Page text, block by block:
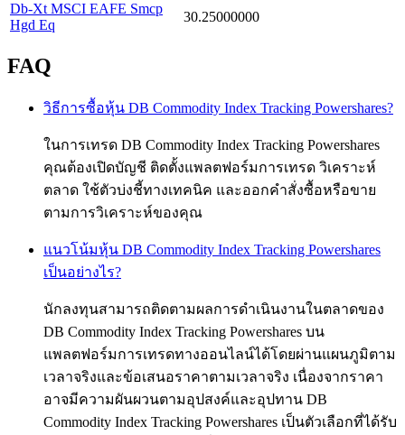
Db-Xt MSCI EAFE Smcp
Hgd Eq
30.25000000
FAQ
วิธีการซื้อหุ้น DB Commodity Index Tracking Powershares?
ในการเทรด DB Commodity Index Tracking Powershares
คุณต้องเปิดบัญชี ติดตั้งแพลตฟอร์มการเทรด วิเคราะห์
ตลาด ใช้ตัวบ่งชี้ทางเทคนิค และออกคำสั่งซื้อหรือขาย
ตามการวิเคราะห์ของคุณ
แนวโน้มหุ้น DB Commodity Index Tracking Powershares
เป็นอย่างไร?
นักลงทุนสามารถติดตามผลการดำเนินงานในตลาดของ
DB Commodity Index Tracking Powershares บน
แพลตฟอร์มการเทรดทางออนไลน์ได้โดยผ่านแผนภูมิตาม
เวลาจริงและข้อเสนอราคาตามเวลาจริง เนื่องจากราคา
อาจมีความผันผวนตามอุปสงค์และอุปทาน DB
Commodity Index Tracking Powershares เป็นตัวเลือกที่ได้รับ